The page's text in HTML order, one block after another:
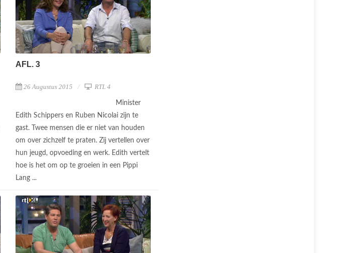
AFL. 3
26 Augustus 2015 RTL 4
Minister
Edith Schippers en Ruben Nicolai zijn te
gast. Twee mensen die er niet van houden
om over zichzelf te praten. Zij vertellen over
hun jeugd, opvoeding en werk. Edith vertelt
hoe is het om op te groeien in een Pippi
Lang ...